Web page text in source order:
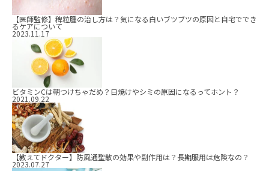
【医師監修】稗粒腫の治し方は？気になる白いブツブツの原因と自宅ででき
るケアについて
2023.11.17
ビタミンCは朝つけちゃだめ？日焼けやシミの原因になるってホント？
2021.09.22
【教えてドクター】防風通聖散の効果や副作用は？長期服用は危険なの？
2023.07.27